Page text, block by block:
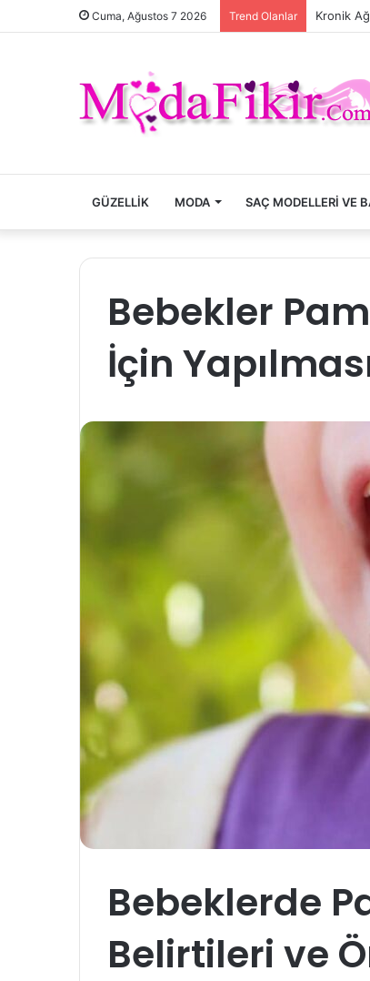
Cuma, Ağustos 7 2026 Trend Olanlar Kronik
GÜZELLIK MODA SAÇ MODELLERI VE
Bebekler
İçin
Bebeklerde
Belirtileri ve